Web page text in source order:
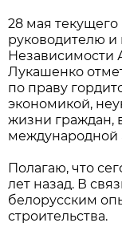
28 мая
руководителю
Независимости
Лукашенко
по праву
экономикой,
жизни граждан,
международной
Полагаю, что
лет назад. В
белорусским
строительства.